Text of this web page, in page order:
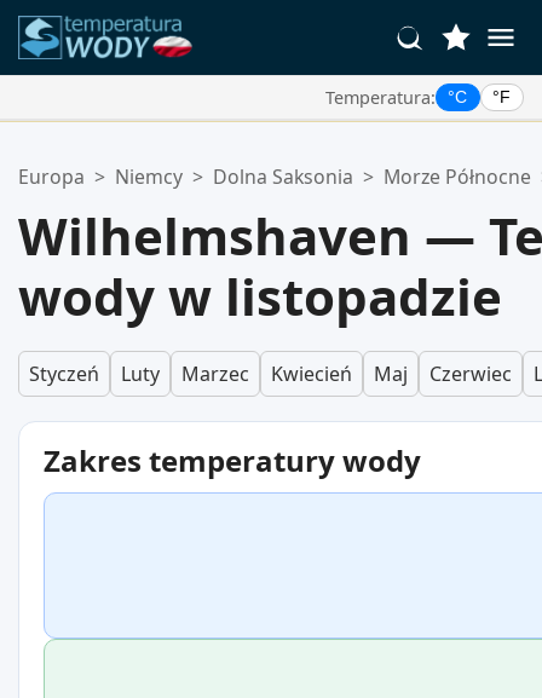
Temperatura: °C °F
Twoja lista ulubionych jest pusta.
Europa > Niemcy > Dolna Saksonia > Morze Północne
Wilhelmshaven —
wody w listopadzie
Styczeń Luty Marzec Kwiecień Maj Czerwiec
Zakres temperatury wody